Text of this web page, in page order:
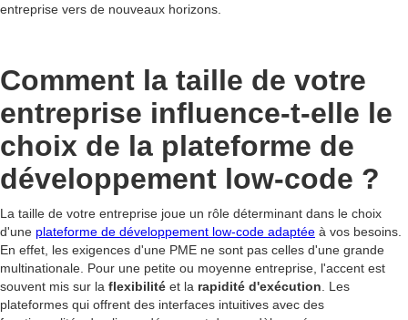
entreprise vers de nouveaux horizons.
Comment la taille de votre
entreprise influence-t-elle le
choix de la plateforme de
développement low-code ?
La taille de votre entreprise joue un rôle déterminant dans le choix
d'une plateforme de développement low-code adaptée à vos besoins.
En effet, les exigences d'une PME ne sont pas celles d'une grande
multinationale. Pour une petite ou moyenne entreprise, l'accent est
souvent mis sur la flexibilité et la rapidité d'exécution. Les
plateformes qui offrent des interfaces intuitives avec des